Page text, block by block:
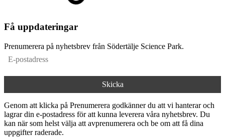
Få uppdateringar
Prenumerera på nyhetsbrev från Södertälje Science Park.
Genom att klicka på Prenumerera godkänner du att vi hanterar och
lagrar din e-postadress för att kunna leverera våra nyhetsbrev. Du
kan när som helst välja att avprenumerera och be om att få dina
uppgifter raderade.